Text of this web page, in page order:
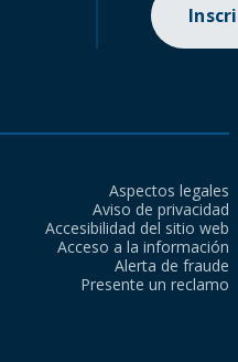
Aspectos legales
Aviso de privacidad
Accesibilidad del sitio web
Acceso a la información
Alerta de fraude
Presente un reclamo